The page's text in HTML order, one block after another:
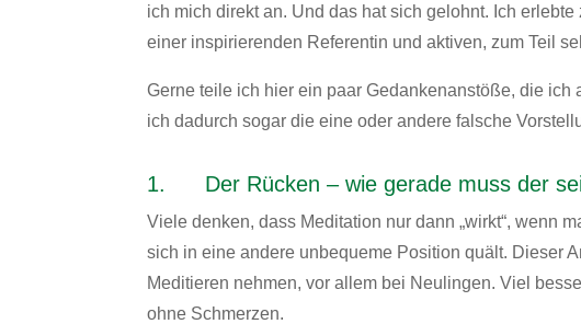
ich mich direkt an. Und das hat sich gelohnt. Ich
einer inspirierenden Referentin und aktiven, zum Teil
Gerne teile ich hier ein paar Gedankenanstöße, die
ich dadurch sogar die eine oder andere falsche
1. Der Rücken – wie gerade muss der
Viele denken, dass Meditation nur dann „wirkt“, wenn
sich in eine andere unbequeme Position quält. Dieser
Meditieren nehmen, vor allem bei Neulingen. Viel
ohne Schmerzen.